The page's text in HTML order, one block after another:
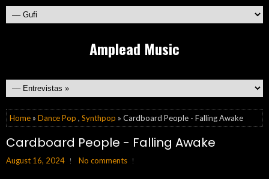
Amplead Music
Home » Dance Pop , Synthpop » Cardboard People - Falling Awake
Cardboard People - Falling Awake
August 16, 2024 No comments